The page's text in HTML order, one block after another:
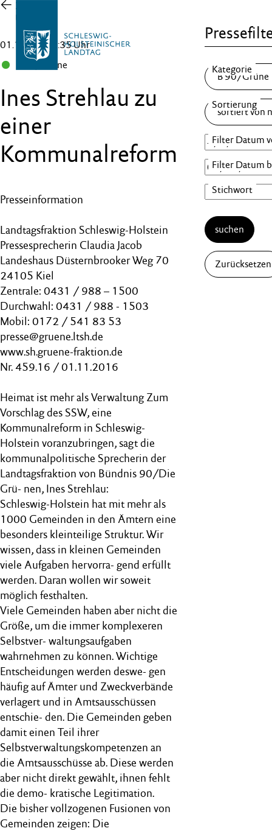
Zur
Übersicht
01.11.16 , 15:35 Uhr
B 90/Grüne
Ines Strehlau zu
einer
Kommunalreform
Presseinformation
Landtagsfraktion Schleswig-Holstein
Pressesprecherin Claudia Jacob
Landeshaus Düsternbrooker Weg 70
24105 Kiel
Zentrale: 0431 / 988 – 1500
Durchwahl: 0431 / 988 - 1503
Mobil: 0172 / 541 83 53
presse@gruene.ltsh.de
www.sh.gruene-fraktion.de
Nr. 459.16 / 01.11.2016
Heimat ist mehr als Verwaltung Zum
Vorschlag des SSW, eine
Kommunalreform in Schleswig-
Holstein voranzubringen, sagt die
kommunalpolitische Sprecherin der
Landtagsfraktion von Bündnis 90/Die
Grü- nen, Ines Strehlau:
Schleswig-Holstein hat mit mehr als
1000 Gemeinden in den Ämtern eine
besonders kleinteilige Struktur. Wir
wissen, dass in kleinen Gemeinden
viele Aufgaben hervorra- gend erfüllt
werden. Daran wollen wir soweit
möglich festhalten.
Viele Gemeinden haben aber nicht die
Größe, um die immer komplexeren
Selbstver- waltungsaufgaben
wahrnehmen zu können. Wichtige
Entscheidungen werden deswe- gen
häufig auf Ämter und Zweckverbände
verlagert und in Amtsausschüssen
entschie- den. Die Gemeinden geben
damit einen Teil ihrer
Selbstverwaltungskompetenzen an
die Amtsausschüsse ab. Diese werden
aber nicht direkt gewählt, ihnen fehlt
die demo- kratische Legitimation.
Die bisher vollzogenen Fusionen von
Gemeinden zeigen: Die
suchen
Zurücksetzen